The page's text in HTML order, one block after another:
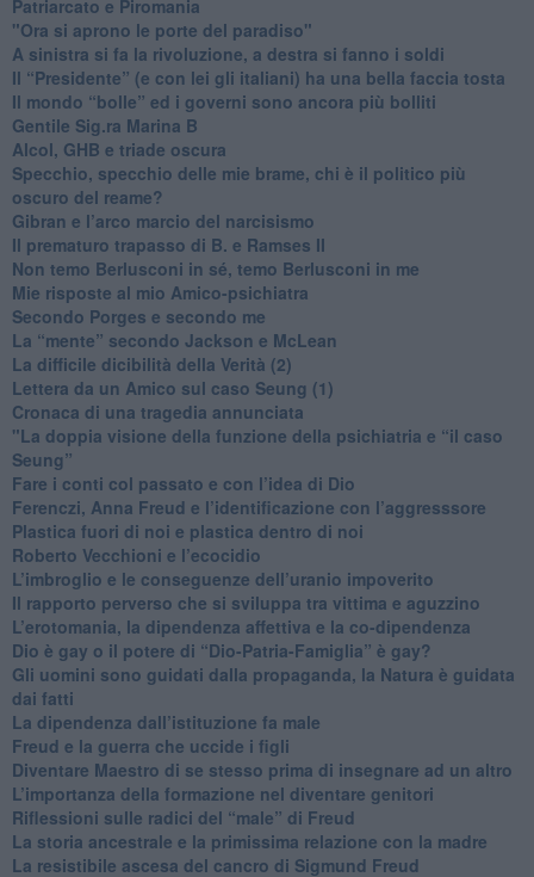
​Patriarcato e Piromania
"Ora si aprono le porte del paradiso"
​A sinistra si fa la rivoluzione, a destra si fanno i soldi
​Il “Presidente” (e con lei gli italiani) ha una bella faccia tosta
​Il mondo “bolle” ed i governi sono ancora più bolliti
​Gentile Sig.ra Marina B
​Alcol, GHB e triade oscura
​Specchio, specchio delle mie brame, chi è il politico più
oscuro del reame?
​Gibran e l’arco marcio del narcisismo
​Il prematuro trapasso di B. e Ramses II
​Non temo Berlusconi in sé, temo Berlusconi in me
​Mie risposte al mio Amico-psichiatra
​Secondo Porges e secondo me
​La “mente” secondo Jackson e McLean
La difficile dicibilità della Verità (2)
​Lettera da un Amico sul caso Seung (1)
​Cronaca di una tragedia annunciata
"​La doppia visione della funzione della psichiatria e “il caso
Seung”
​Fare i conti col passato e con l’idea di Dio
​Ferenczi, Anna Freud e l’identificazione con l’aggresssore
Plastica fuori di noi e plastica dentro di noi
​Roberto Vecchioni e l’ecocidio
​L’imbroglio e le conseguenze dell’uranio impoverito
​Il rapporto perverso che si sviluppa tra vittima e aguzzino
L’erotomania, la dipendenza affettiva e la co-dipendenza
​Dio è gay o il potere di “Dio-Patria-Famiglia” è gay?
​Gli uomini sono guidati dalla propaganda, la Natura è guidata
dai fatti
La dipendenza dall’istituzione fa male
​Freud e la guerra che uccide i figli
​Diventare Maestro di se stesso prima di insegnare ad un altro
L’importanza della formazione nel diventare genitori
Riflessioni sulle radici del “male” di Freud
​La storia ancestrale e la primissima relazione con la madre
​La resistibile ascesa del cancro di Sigmund Freud